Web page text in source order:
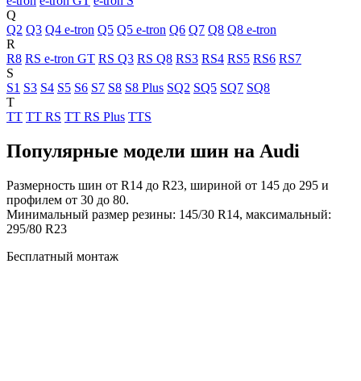
Q
Q2 Q3 Q4 e-tron Q5 Q5 e-tron Q6 Q7 Q8 Q8 e-tron
R
R8 RS e-tron GT RS Q3 RS Q8 RS3 RS4 RS5 RS6 RS7
S
S1 S3 S4 S5 S6 S7 S8 S8 Plus SQ2 SQ5 SQ7 SQ8
T
TT TT RS TT RS Plus TTS
Популярные модели шин на Audi
Размерность шин от R14 до R23, шириной от 145 до 295 и
профилем от 30 до 80.
Минимальный размер резины: 145/30 R14, максимальный:
295/80 R23
Бесплатный монтаж